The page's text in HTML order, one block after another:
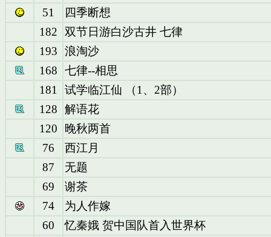
51
四季断想
182
双节日游白沙古井 七律
193
浪淘沙
168
七律--相思
181
试学临江仙 （1、2部）
128
解语花
120
晚秋两首
76
西江月
87
无题
69
谢茶
74
为人作嫁
60
忆秦娥 贺中国队首入世界杯